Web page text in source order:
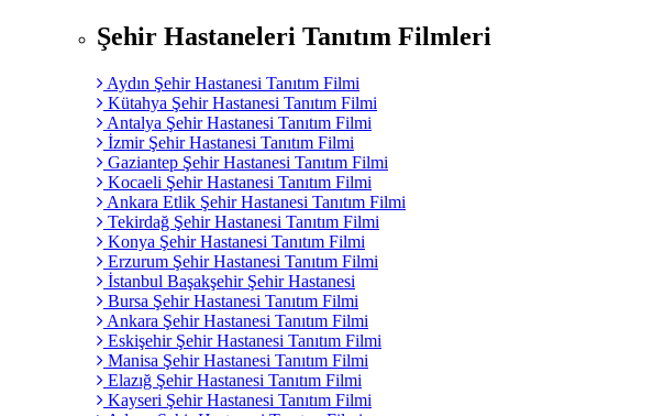
Şehir Hastaneleri Tanıtım Filmleri
Aydın Şehir Hastanesi Tanıtım Filmi
Kütahya Şehir Hastanesi Tanıtım Filmi
Antalya Şehir Hastanesi Tanıtım Filmi
İzmir Şehir Hastanesi Tanıtım Filmi
Gaziantep Şehir Hastanesi Tanıtım Filmi
Kocaeli Şehir Hastanesi Tanıtım Filmi
Ankara Etlik Şehir Hastanesi Tanıtım Filmi
Tekirdağ Şehir Hastanesi Tanıtım Filmi
Konya Şehir Hastanesi Tanıtım Filmi
Erzurum Şehir Hastanesi Tanıtım Filmi
İstanbul Başakşehir Şehir Hastanesi
Bursa Şehir Hastanesi Tanıtım Filmi
Ankara Şehir Hastanesi Tanıtım Filmi
Eskişehir Şehir Hastanesi Tanıtım Filmi
Manisa Şehir Hastanesi Tanıtım Filmi
Elazığ Şehir Hastanesi Tanıtım Filmi
Kayseri Şehir Hastanesi Tanıtım Filmi